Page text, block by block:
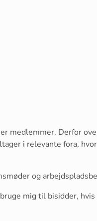
medlemmer. Derfor
i relevante fora,
og
mig til bisidder,